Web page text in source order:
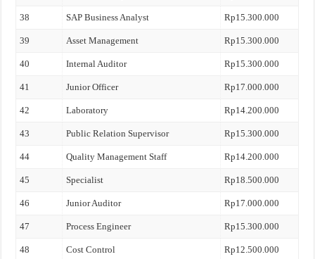
38 SAP Business Analyst Rp15.300.000
39 Asset Management Rp15.300.000
40 Internal Auditor Rp15.300.000
41 Junior Officer Rp17.000.000
42 Laboratory Rp14.200.000
43 Public Relation Supervisor Rp15.300.000
44 Quality Management Staff Rp14.200.000
45 Specialist Rp18.500.000
46 Junior Auditor Rp17.000.000
47 Process Engineer Rp15.300.000
48 Cost Control Rp12.500.000